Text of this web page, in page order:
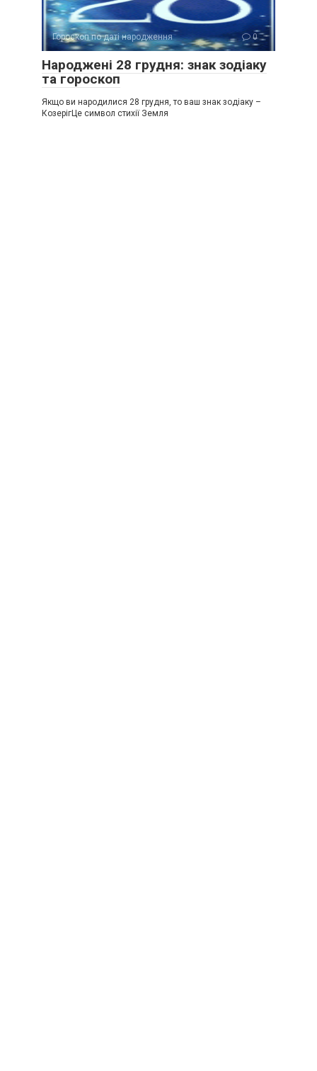
Гороскоп по даті народження 0
Народжені 28 грудня: знак зодіаку
та гороскоп
Якщо ви народилися 28 грудня, то ваш знак зодіаку –
КозерігЦе символ стихії Земля